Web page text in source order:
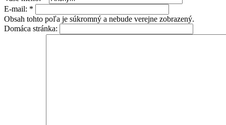
E-mail: *
Obsah tohto poľa je súkromný a nebude verejne zobrazený.
Domáca stránka: